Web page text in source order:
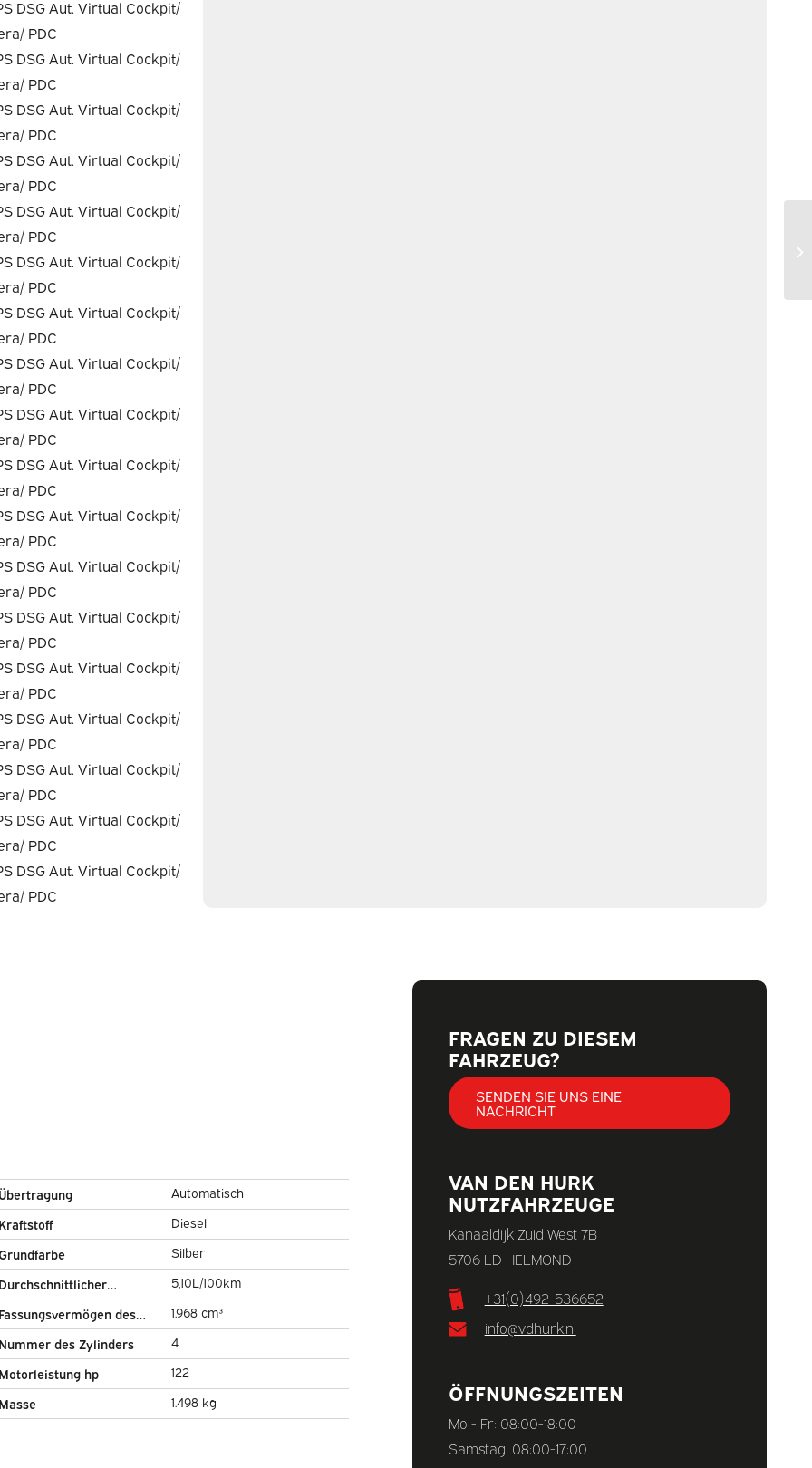
Automatisch
Diesel
Silber
5,10L/100km
des
1.968 cm³
des Zylinders
4
hp
122
1.498 kg
FRAGEN ZU DIESEM
FAHRZEUG?
SENDEN SIE UNS EINE
NACHRICHT
VAN DEN HURK
NUTZFAHRZEUGE
Kanaaldijk Zuid West 7B
5706 LD HELMOND
+31(0)492-536652
info@vdhurk.nl
ÖFFNUNGSZEITEN
Mo - Fr: 08:00-18:00
Samstag: 08:00-17:00